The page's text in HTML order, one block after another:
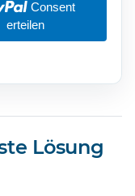
Consent
erteilen
Lösung